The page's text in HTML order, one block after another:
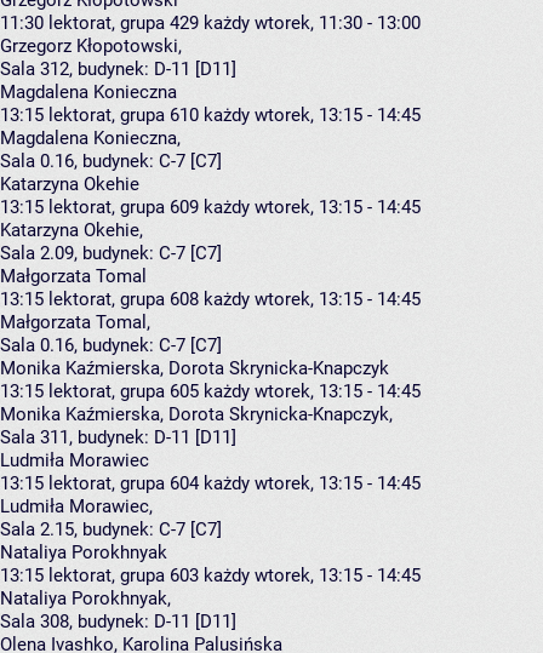
11:30 lektorat, grupa 429 każdy wtorek, 11:30 - 13:00
Grzegorz Kłopotowski,
Sala 312, budynek: D-11 [D11]
Magdalena Konieczna
13:15 lektorat, grupa 610 każdy wtorek, 13:15 - 14:45
Magdalena Konieczna,
Sala 0.16, budynek: C-7 [C7]
Katarzyna Okehie
13:15 lektorat, grupa 609 każdy wtorek, 13:15 - 14:45
Katarzyna Okehie,
Sala 2.09, budynek: C-7 [C7]
Małgorzata Tomal
13:15 lektorat, grupa 608 każdy wtorek, 13:15 - 14:45
Małgorzata Tomal ,
Sala 0.16, budynek: C-7 [C7]
Monika Kaźmierska, Dorota Skrynicka-Knapczyk
13:15 lektorat, grupa 605 każdy wtorek, 13:15 - 14:45
Monika Kaźmierska, Dorota Skrynicka-Knapczyk,
Sala 311, budynek: D-11 [D11]
Ludmiła Morawiec
13:15 lektorat, grupa 604 każdy wtorek, 13:15 - 14:45
Ludmiła Morawiec,
Sala 2.15, budynek: C-7 [C7]
Nataliya Porokhnyak
13:15 lektorat, grupa 603 każdy wtorek, 13:15 - 14:45
Nataliya Porokhnyak,
Sala 308, budynek: D-11 [D11]
Olena Ivashko, Karolina Palusińska